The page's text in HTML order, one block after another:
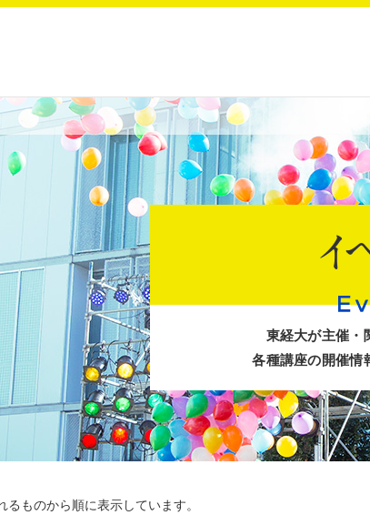
イ
東経大が主催・
各種講座の開催情
るものから順に表示しています。